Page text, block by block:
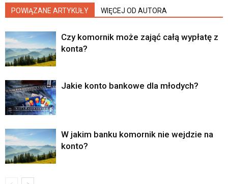
POWIĄZANE ARTYKUŁY WIĘCEJ OD AUTORA
Czy komornik może zająć całą wypłatę z
konta?
Jakie konto bankowe dla młodych?
W jakim banku komornik nie wejdzie na
konto?